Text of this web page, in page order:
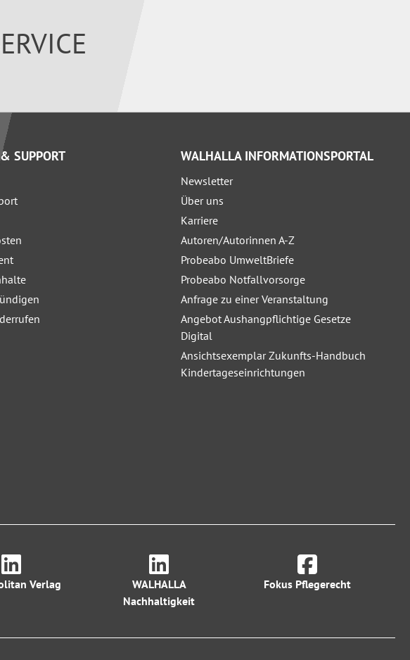
SUPPORT WALHALLA INFORMATIONSPORTAL
Newsletter
Über uns
Karriere
Autoren/Autorinnen A-Z
Probeabo UmweltBriefe
Probeabo Notfallvorsorge
Anfrage zu einer Veranstaltung
Angebot Aushangpflichtige Gesetze
Digital
Ansichtsexemplar Zukunfts-Handbuch
Kindertageseinrichtungen
Verlag
WALHALLA
Nachhaltigkeit
Fokus Pflegerecht